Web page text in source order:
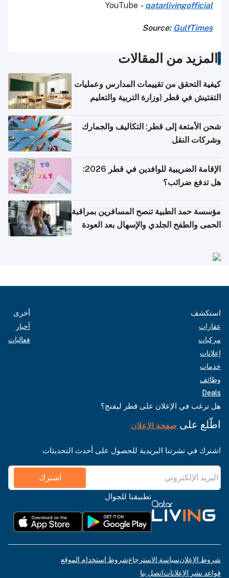
YouTube - qatarlivingofficial
Source: GulfTimes
المزيد من المقالات
كيفية التحقق من تقييمات المدارس وعمليات
التفتيش في قطر (وزارة التربية والتعليم
شحن الأمتعة إلى قطر: التكاليف والجمارك
وشركات النقل
الإقامة الضريبية للوافدين في قطر 2026:
هل تدفع ضرائب؟
مؤسسة حمد الطبية تنصح المسافرين بمراقبة
الحمى والطفح الجلدي والإسهال بعد العودة
استكشف
عقارات
مركبات
إعلانات
خدمات
وظائف
Deals
أخرى
أخبار
فعاليات
هل ترغب في الإعلان على قطر ليفنج؟
اطّلع على صفحة الإعلان
اشترك في نشرتنا البريدية للحصول على أحدث التحديثات
اشترك
تطبيقنا للجوال
شروط الإعلانسياسة الاسترجاعشروط استخدام الموقع
قواعد نشر الإعلاناتاتصل بنا